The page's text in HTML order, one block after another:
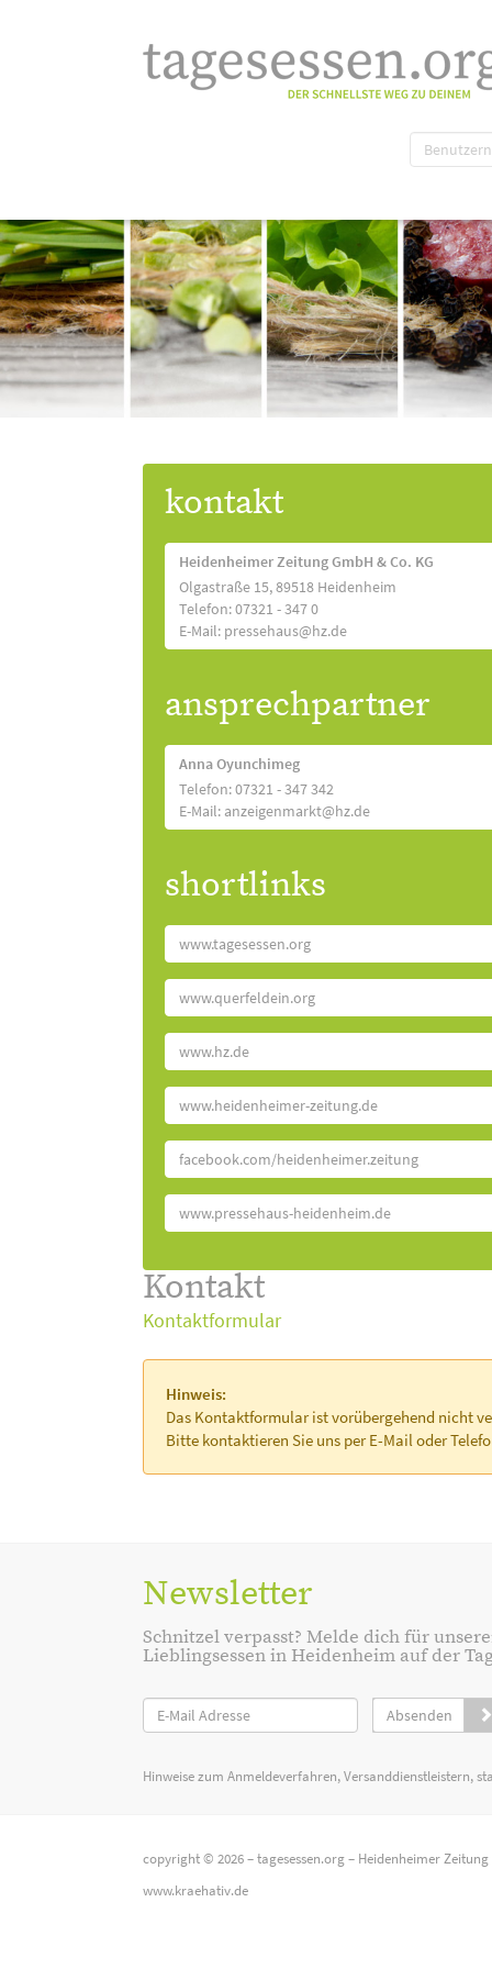
kontakt
Heidenheimer Zeitung GmbH & Co. KG
Olgastraße 15, 89518 Heidenheim
Telefon: 07321 - 347 0
E-Mail: pressehaus@hz.de
ansprechpartner
Anna Oyunchimeg
Telefon: 07321 - 347 342
E-Mail: anzeigenmarkt@hz.de
shortlinks
www.tagesessen.org
www.querfeldein.org
www.hz.de
www.heidenheimer-zeitung.de
facebook.com/heidenheimer.zeitung
www.pressehaus-heidenheim.de
Kontakt
Kontaktformular
Hinweis:
Das Kontaktformular ist vorübergehend nicht
Bitte kontaktieren Sie uns per E-Mail oder
Newsletter
Schnitzel verpasst? Melde dich für
Lieblingsessen in Heidenheim auf der
Absenden
Hinweise zum Anmeldeverfahren, Versanddienstleistern,
copyright © 2026 –tagesessen.org– Heidenheimer Zeitung
www.kraehativ.de